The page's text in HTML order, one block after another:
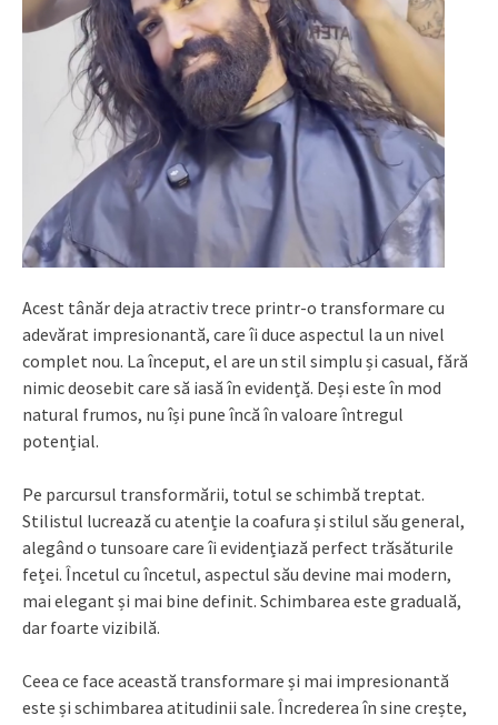
Acest tânăr deja atractiv trece printr-o transformare cu
adevărat impresionantă, care îi duce aspectul la un nivel
complet nou. La început, el are un stil simplu și casual, fără
nimic deosebit care să iasă în evidență. Deși este în mod
natural frumos, nu își pune încă în valoare întregul
potențial.
Pe parcursul transformării, totul se schimbă treptat.
Stilistul lucrează cu atenție la coafura și stilul său general,
alegând o tunsoare care îi evidențiază perfect trăsăturile
feței. Încetul cu încetul, aspectul său devine mai modern,
mai elegant și mai bine definit. Schimbarea este graduală,
dar foarte vizibilă.
Ceea ce face această transformare și mai impresionantă
este și schimbarea atitudinii sale. Încrederea în sine crește,